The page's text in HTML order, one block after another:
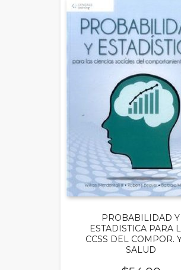
PROBABILIDAD Y
ESTADISTICA PARA
CCSS DEL COMPOR.
SALUD